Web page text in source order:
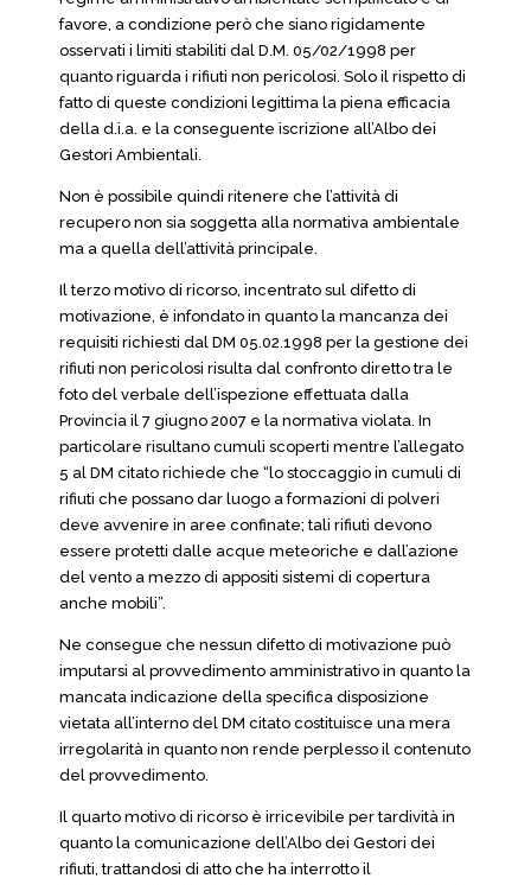
favore, a condizione però che siano rigidamente
osservati i limiti stabiliti dal D.M. 05/02/1998 per
quanto riguarda i rifiuti non pericolosi. Solo il rispetto di
fatto di queste condizioni legittima la piena efficacia
della d.i.a. e la conseguente iscrizione all’Albo dei
Gestori Ambientali.
Non è possibile quindi ritenere che l’attività di
recupero non sia soggetta alla normativa ambientale
ma a quella dell’attività principale.
Il terzo motivo di ricorso, incentrato sul difetto di
motivazione, è infondato in quanto la mancanza dei
requisiti richiesti dal DM 05.02.1998 per la gestione dei
rifiuti non pericolosi risulta dal confronto diretto tra le
foto del verbale dell’ispezione effettuata dalla
Provincia il 7 giugno 2007 e la normativa violata. In
particolare risultano cumuli scoperti mentre l’allegato
5 al DM citato richiede che “lo stoccaggio in cumuli di
rifiuti che possano dar luogo a formazioni di polveri
deve avvenire in aree confinate; tali rifiuti devono
essere protetti dalle acque meteoriche e dall’azione
del vento a mezzo di appositi sistemi di copertura
anche mobili”.
Ne consegue che nessun difetto di motivazione può
imputarsi al provvedimento amministrativo in quanto la
mancata indicazione della specifica disposizione
vietata all’interno del DM citato costituisce una mera
irregolarità in quanto non rende perplesso il contenuto
del provvedimento.
Il quarto motivo di ricorso è irricevibile per tardività in
quanto la comunicazione dell’Albo dei Gestori dei
rifiuti, trattandosi di atto che ha interrotto il